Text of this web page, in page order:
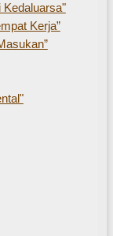
Kedaluarsa"
Kerja”